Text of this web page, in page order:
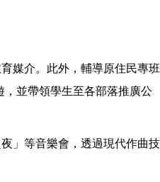
媒介。此外，輔導原住民專班
並帶領學生至各部落推廣公
」等音樂會，透過現代作曲技